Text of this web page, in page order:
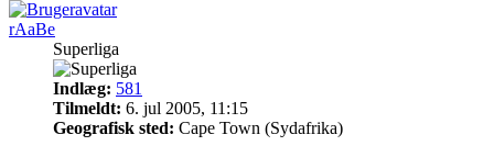
rAaBe
Superliga
Indlæg: 581
Tilmeldt: 6. jul 2005, 11:15
Geografisk sted: Cape Town (Sydafrika)